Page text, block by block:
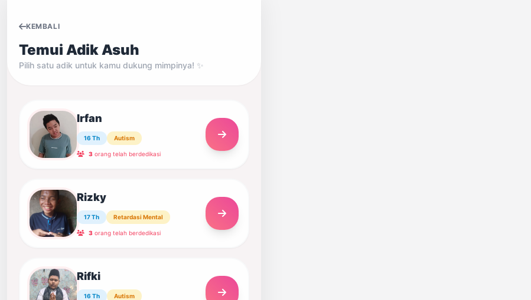
KEMBALI
Temui Adik Asuh
Pilih satu adik untuk kamu dukung mimpinya! ✨
Irfan
16 Th Autism
3 orang telah berdedikasi
Rizky
17 Th Retardasi Mental
3 orang telah berdedikasi
Rifki
16 Th Autism